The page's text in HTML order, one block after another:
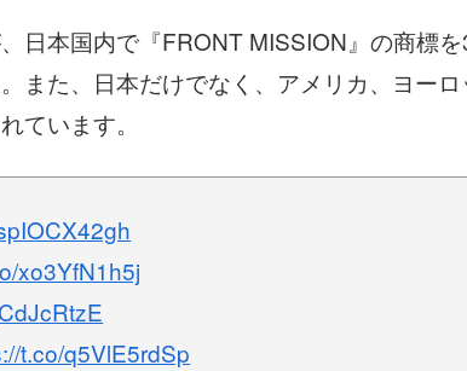
日本国内で『FRONT MISSION』の商標
また、日本だけでなく、アメリカ、ヨー
ています。
xo3YfN1h5j
t.co/q5VlE5rdSp